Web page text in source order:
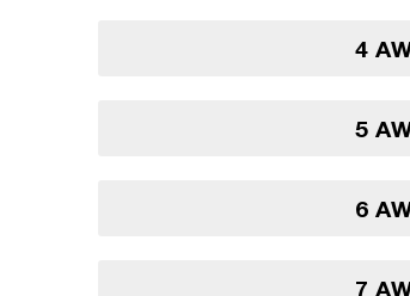
4
5
6
7